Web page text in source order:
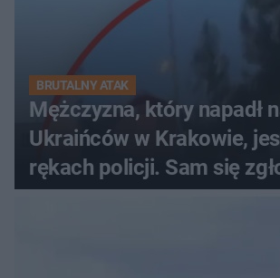
BRUTALNY ATAK
Mężczyzna, który napadł
Ukraińców w Krakowie,
rękach policji. Sam się